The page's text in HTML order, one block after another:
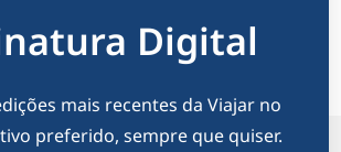
Digital
mais recentes da Viajar no
preferido, sempre que quiser.